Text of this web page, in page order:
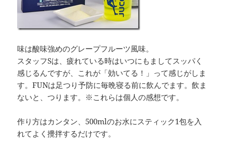
味は酸味強めのグレープフルーツ風味。
スタッフSは、疲れている時はいつにもましてスッパく
感じるんですが、これが「効いてる！」って感じがしま
す。FUNは足つり予防に毎晩寝る前に飲んでます。飲ま
ないと、つります。※これらは個人の感想です。
作り方はカンタン、500mlのお水にスティック1包を入
れてよく攪拌するだけです。